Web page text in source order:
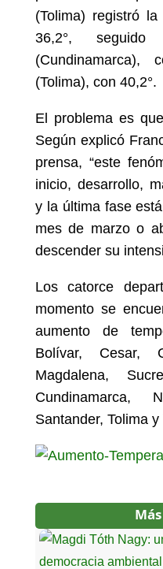
(Tolima) registró
36,2°,
(Tolima), con 40,2°.
El problema es
Según explicó
prensa, “este
inicio, desarrollo,
y la última fase
mes de marzo o
descender su
Los catorce
momento se
aumento de
Bolívar, Cesar,
Magdalena,
Cundinamarca,
Santander, Tolima